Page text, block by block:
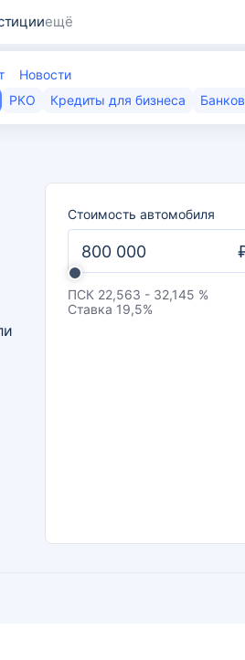
ещё
Новости
РКО Кредиты для бизнеса
Стоимость автомобиля
ПСК 22,563 - 32,145 %
Ставка 19,5%